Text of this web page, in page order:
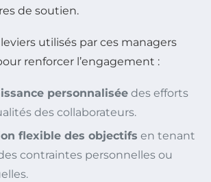
de soutien.
utilisés par ces managers
renforcer l’engagement :
personnalisée des efforts
des collaborateurs.
flexible des objectifs en tenant
contraintes personnelles ou